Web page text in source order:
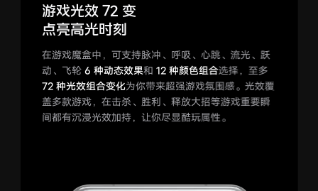
游戏光效 72 变
点亮高光时刻
在游戏魔盒中，可支持脉冲、呼吸、心跳、流光、跃
动、飞轮 6 种动态效果和 12 种颜色组合选择，至多
72 种光效组合变化为你带来超强游戏氛围感。光效覆
盖多款游戏，在击杀、胜利、释放大招等游戏重要瞬
间都有沉浸光效加持，让你尽显酷玩属性。